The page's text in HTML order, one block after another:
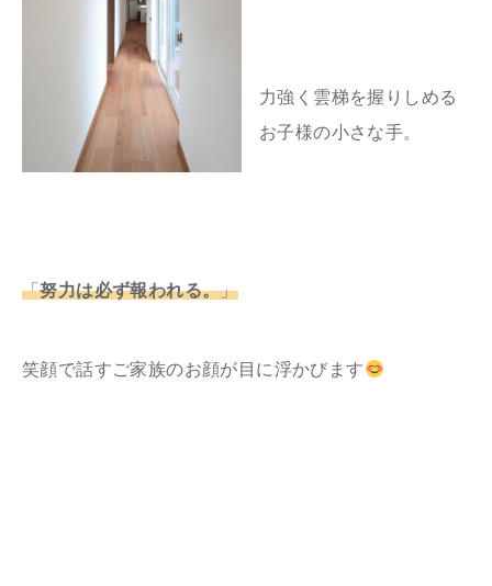
力強く雲梯を握りしめる
お子様の小さな手。
「努力は必ず報われる。」
笑顔で話すご家族のお顔が目に浮かびます